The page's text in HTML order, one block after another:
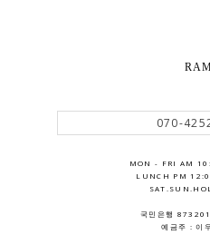
070-
MON - FRI AM
LUNCH PM
국민은행
예금주 : 이